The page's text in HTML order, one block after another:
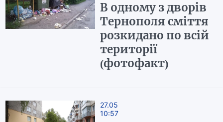
В одному з дворів
Тернополя сміття
розкидано по всій
території
(фотофакт)
27.05
10:57